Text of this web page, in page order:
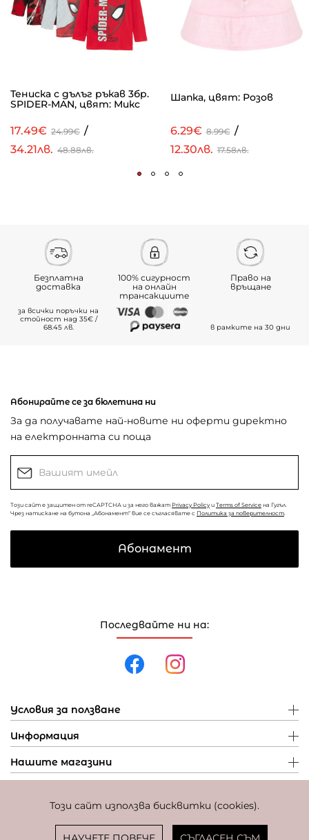
Този сайт използва бисквитки (cookies).
Тениска с дълъг ръкав 3бр.
SPIDER-MAN, цвят: Микс
17.49€ 24.99€ /
34.21лв. 48.88лв.
Шапка, цвят: Розов
6.29€ 8.99€ /
12.30лв. 17.58лв.
Безплатна
доставка
за всички поръчки на
стойност над 35€ /
68.45 лв.
100% сигурност
на онлайн
трансакциите
Право на
връщане
в рамките на 30 дни
Последвайте ни на:
Условия за ползване
Информация
Нашите магазини
Абонирайте се за бюлетина ни
За да получавате най-новите ни оферти директно
на електронната си поща
Този сайт е защитен от reCAPTCHA и за него важат Privacy Policy и Terms of Service на Гугъл.
Чрез натискане на бутона „Абонамент“ вие се съгласявате с Политика за поверителност
Абонамент
Фиксиран курс за превалутиране: 1 EUR = 1,95583 BGN